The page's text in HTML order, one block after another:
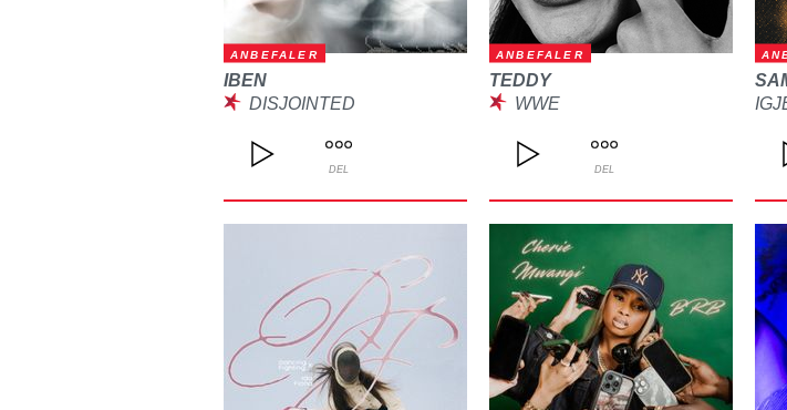
ANBEFALER
IBEN
DISJOINTED
DEL
ANBEFALER
TEDDY
WWE
DEL